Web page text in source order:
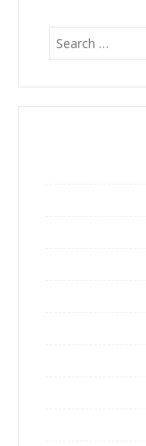
Search
for: